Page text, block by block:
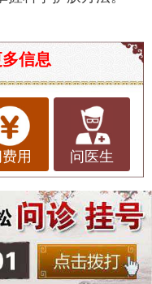
信息
用 问医生